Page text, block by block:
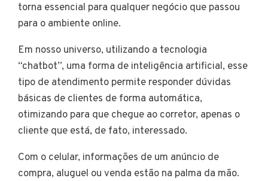
torna essencial para qualquer negócio que passou
para o ambiente online.
Em nosso universo, utilizando a tecnologia
“chatbot”, uma forma de inteligência artificial, esse
tipo de atendimento permite responder dúvidas
básicas de clientes de forma automática,
otimizando para que chegue ao corretor, apenas o
cliente que está, de fato, interessado.
Com o celular, informações de um anúncio de
compra, aluguel ou venda estão na palma da mão.